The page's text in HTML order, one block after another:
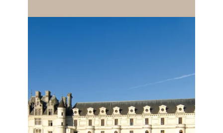
Champs obligatoires
Les informations recueillies sur ce formulaire, vous concernant font l'objet d'un
traitement destiné exclusivement au traitement de votre demande. la durée de